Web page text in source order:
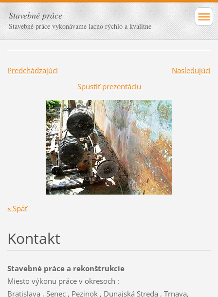
Stavebné práce
Stavebné práce vykonávame lacno rýchlo a kvalitne
Predchádzajúci
Nasledujúci
Spustiť prezentáciu
« Späť
Kontakt
Stavebné práce a rekonštrukcie
Miesto výkonu práce v okresoch :
Bratislava , Senec , Pezinok , Dunajská Streda , Trnava,